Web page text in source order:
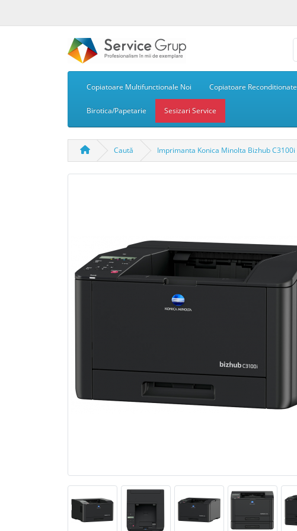
Copiatoare Multifunctionale Noi Copiatoare Reconditionate
Birotica/Papetarie Sesizari Service
Caută Imprimanta Konica Minolta Bizhub C3100i